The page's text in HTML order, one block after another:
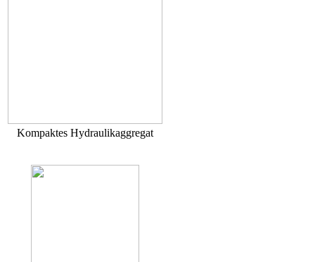
Kompaktes Hydraulikaggregat